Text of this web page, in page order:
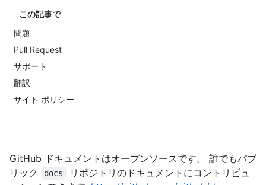
この記事で
問題
Pull Request
サポート
翻訳
サイト ポリシー
GitHub ドキュメントはオープンソースです。 誰でもパブ
リック
docs
リポジトリのドキュメントにコントリビュ